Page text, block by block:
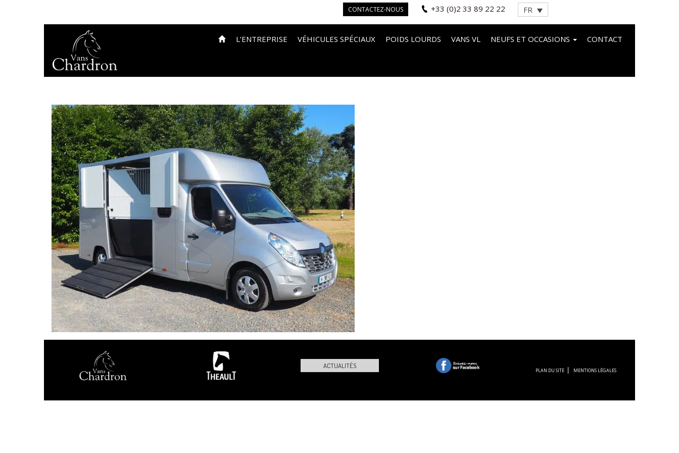
CONTACTEZ-NOUS +33 (0)2 33 89 22 22 FR
L’ENTREPRISE VÉHICULES SPÉCIAUX POIDS LOURDS VANS VL NEUFS ET OCCASIONS CONTACT
ACTUALITÉS
PLAN DU SITE MENTIONS LÉGALES